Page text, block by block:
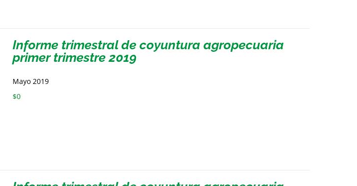
Informe trimestral de coyuntura agropecuaria
primer trimestre 2019
Mayo 2019
$0